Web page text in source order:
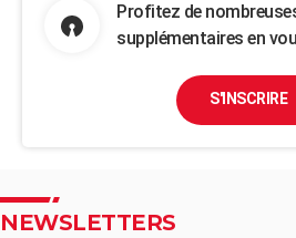
Profitez de
supplémentaires en
S'INSCRIRE
NEWSLETTERS